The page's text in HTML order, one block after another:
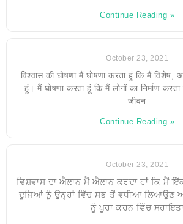
Continue Reading »
October 23, 2021
विश्वास की घोषणा मैं घोषणा करता हूं कि मैं
हूं। मैं घोषणा करता हूं कि मैं लोगों का निर्माण
जीवन
Continue Reading »
October 23, 2021
ਵਿਸ਼ਵਾਸ ਦਾ ਐਲਾਨ ਮੈਂ ਐਲਾਨ ਕਰਦਾ ਹਾਂ ਕਿ ਮੈਂ
ਦੂਜਿਆਂ ਨੂੰ ਉਨ੍ਹਾਂ ਵਿੱਚ ਸਭ ਤੋਂ ਵਧੀਆ ਲਿਆਉਣ
ਨੂੰ ਪੂਰਾ ਕਰਨ ਵਿੱਚ